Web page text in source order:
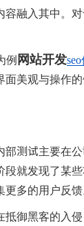
融入其中。
例 网站开发
美观与操作
测试主要在
就发现了某
多的用户反馈
御黑客的入